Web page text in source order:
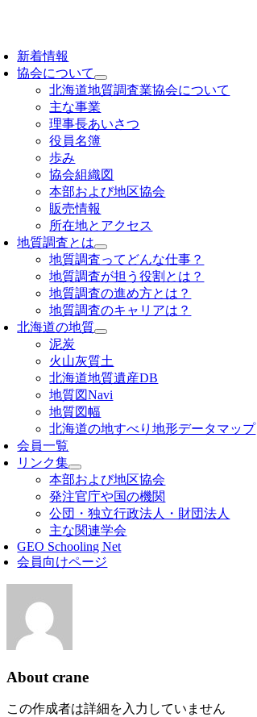
新着情報
協会について
北海道地質調査業協会について
主な事業
理事長あいさつ
役員名簿
歩み
協会組織図
本部および地区協会
販売情報
所在地とアクセス
地質調査とは
地質調査ってどんな仕事？
地質調査が担う役割とは？
地質調査の進め方とは？
地質調査のキャリアは？
北海道の地質
泥炭
火山灰質土
北海道地質遺産DB
地質図Navi
地質図幅
北海道の地すべり地形データマップ
会員一覧
リンク集
本部および地区協会
発注官庁や国の機関
公団・独立行政法人・財団法人
主な関連学会
GEO Schooling Net
会員向けページ
About crane
この作成者は詳細を入力していません